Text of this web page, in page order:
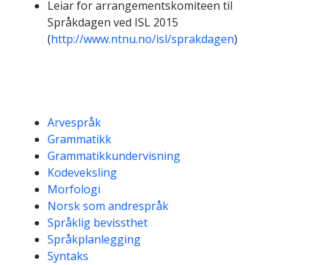
Leiar for arrangementskomiteen til
Språkdagen ved ISL 2015
(http://www.ntnu.no/isl/sprakdagen)
Kompetanseord
Arvespråk
Grammatikk
Grammatikkundervisning
Kodeveksling
Morfologi
Norsk som andrespråk
Språklig bevissthet
Språkplanlegging
Syntaks